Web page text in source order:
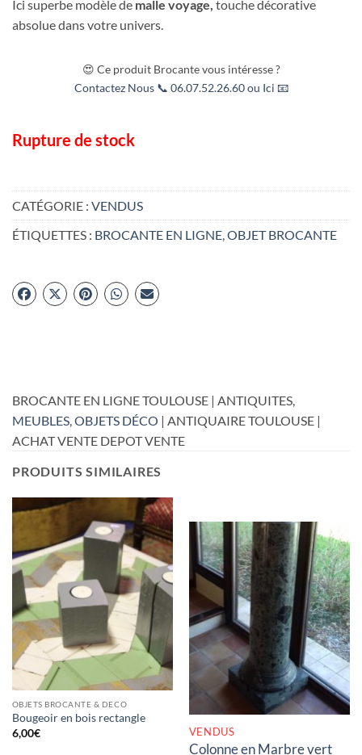
Ici superbe modèle de malle voyage, touche décorative
absolue dans votre univers.
😍 Ce produit Brocante vous intéresse ?
Contactez Nous 📞 06.07.52.26.60 ou Ici 📧
Rupture de stock
CATÉGORIE : VENDUS
ÉTIQUETTES : BROCANTE EN LIGNE,OBJET BROCANTE
BROCANTE EN LIGNE TOULOUSE | ANTIQUITES,
MEUBLES,OBJETS DÉCO | ANTIQUAIRE TOULOUSE |
ACHAT VENTE DEPOT VENTE
PRODUITS SIMILAIRES
OBJETS BROCANTE & DECO
Bougeoir en bois rectangle
6,00€
RUPTURE DE STOCK
VENDUS
Colonne en Marbre vert